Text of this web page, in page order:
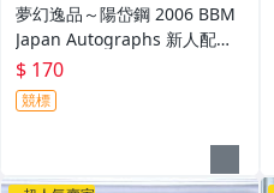
夢幻逸品～陽岱鋼 2006 BBM
Japan Autographs 新人配布
簽名卡 加蓋BBM鋼印 RC～
$ 170
競標